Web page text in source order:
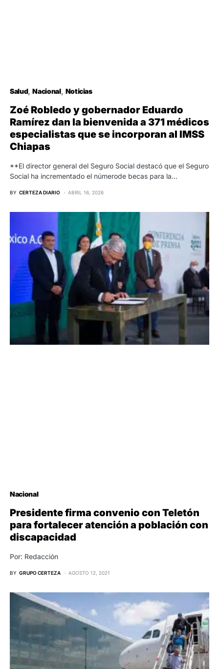
Salud Nacional Noticias
Zoé Robledo y gobernador Eduardo
Ramírez dan la bienvenida a 371 médicos
especialistas que se incorporan al IMSS
Chiapas
**El director general del Seguro Social destacó que el Seguro
Social ha incrementado el númerode becas para la…
BY CERTEZA DIARIO ABRIL 16, 2026
Nacional
Presidente firma convenio con Teletón
para fortalecer atención a población con
discapacidad
Por: Redacción
BY GRUPO CERTEZA AGOSTO 12, 2021